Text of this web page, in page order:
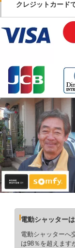
クレジットカード
電動シャッター
電動シャッターへ
は98％を超えます